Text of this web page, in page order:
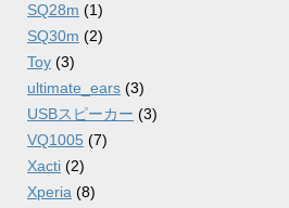
SQ28m (1)
SQ30m (2)
Toy (3)
ultimate_ears (3)
USBスピーカー (3)
VQ1005 (7)
Xacti (2)
Xperia (8)